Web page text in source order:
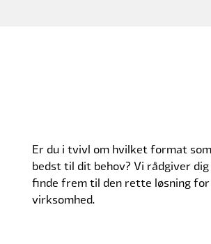
Er du i tvivl om hvilket format
bedst til dit behov? Vi rådgiver
finde frem til den rette løsning
virksomhed.